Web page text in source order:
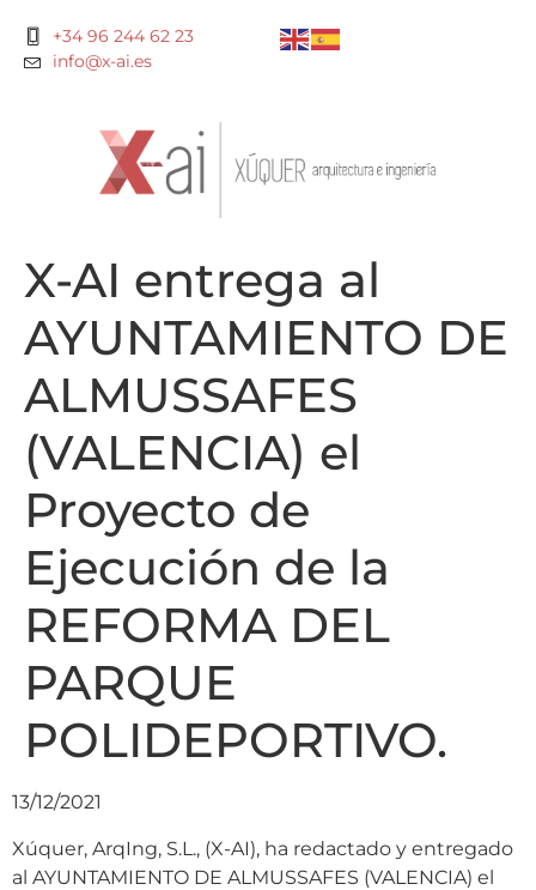
+34 96 244 62 23
info@x-ai.es
X-AI entrega al
AYUNTAMIENTO DE
ALMUSSAFES
(VALENCIA) el
Proyecto de
Ejecución de la
REFORMA DEL
PARQUE
POLIDEPORTIVO.
13/12/2021
Xúquer, ArqIng, S.L., (X-AI), ha redactado y entregado
al AYUNTAMIENTO DE ALMUSSAFES (VALENCIA) el